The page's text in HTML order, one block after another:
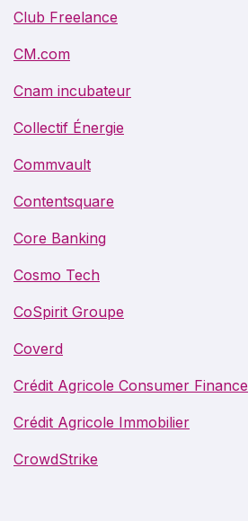
Club Freelance
CM.com
Cnam incubateur
Collectif Énergie
Commvault
Contentsquare
Core Banking
Cosmo Tech
CoSpirit Groupe
Coverd
Crédit Agricole Consumer Finance
Crédit Agricole Immobilier
CrowdStrike